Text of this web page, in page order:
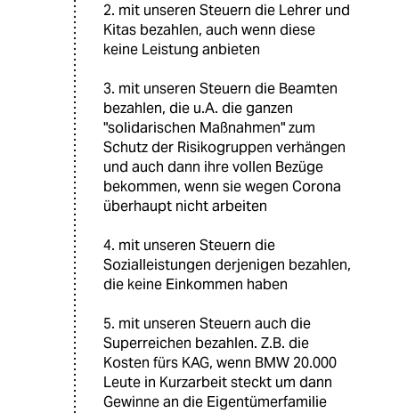
2. mit unseren Steuern die Lehrer und
Kitas bezahlen, auch wenn diese
keine Leistung anbieten
3. mit unseren Steuern die Beamten
bezahlen, die u.A. die ganzen
"solidarischen Maßnahmen" zum
Schutz der Risikogruppen verhängen
und auch dann ihre vollen Bezüge
bekommen, wenn sie wegen Corona
überhaupt nicht arbeiten
4. mit unseren Steuern die
Sozialleistungen derjenigen bezahlen,
die keine Einkommen haben
5. mit unseren Steuern auch die
Superreichen bezahlen. Z.B. die
Kosten fürs KAG, wenn BMW 20.000
Leute in Kurzarbeit steckt um dann
Gewinne an die Eigentümerfamilie